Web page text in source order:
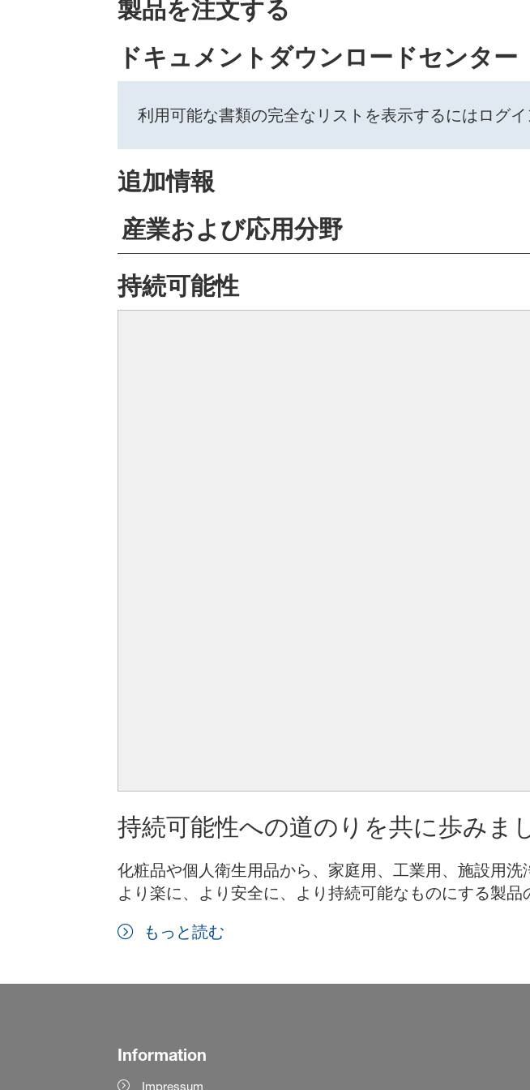
製品を注文する
ドキュメントダウンロードセンター
利用可能な書類の完全なリストを表示するにはログイ
追加情報
産業および応用分野
持続可能性
持続可能性への道のりを共に歩みま
化粧品や個人衛生用品から、家庭用、工業用、施設用
より楽に、より安全に、より持続可能なものにする製品
もっと読む
Information
Impressum